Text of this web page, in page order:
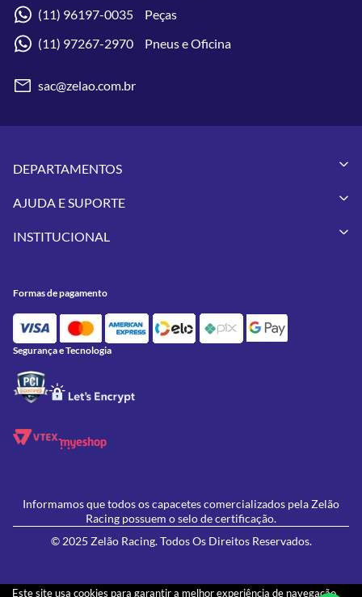
Este site usa cookies para garantir a melhor experiência de navegação.
(11) 96197-0035 Peças
(11) 97267-2970 Pneus e Oficina
sac@zelao.com.br
DEPARTAMENTOS
Vestuários
Pneus
Utilidades
Feminino
Lançamentos
AJUDA E SUPORTE
Meus Pedidos
Política de Privacidade
Política de Campanhas e promoções
INSTITUCIONAL
Contato
Oficina/Serviços
Formas de pagamento
Segurança e Tecnologia
Informamos que todos os capacetes comercializados pela Zelão
Racing possuem o selo de certificação.
© 2025 Zelão Racing. Todos Os Direitos Reservados.